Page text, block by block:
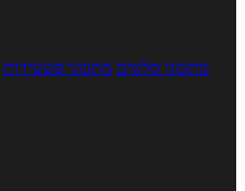
מתכוני סלטים מתכוני פשטידות